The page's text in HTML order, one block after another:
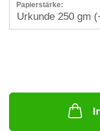
Papierstärke: